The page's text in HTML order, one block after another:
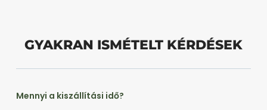
GYAKRAN ISMÉTELT KÉRDÉSEK
Mennyi a kiszállítási idő?